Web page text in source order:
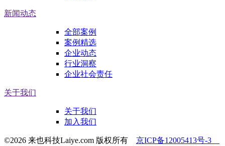
新闻动态
全部案例
案例精选
企业动态
行业洞察
企业社会责任
关于我们
关于我们
加入我们
©2026 来也科技Laiye.com 版权所有 京ICP备12005413号-3